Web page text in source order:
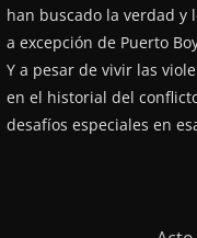
han buscado la verdad y
a excepción de Puerto
Y a pesar de vivir las
en el historial del
desafíos especiales en